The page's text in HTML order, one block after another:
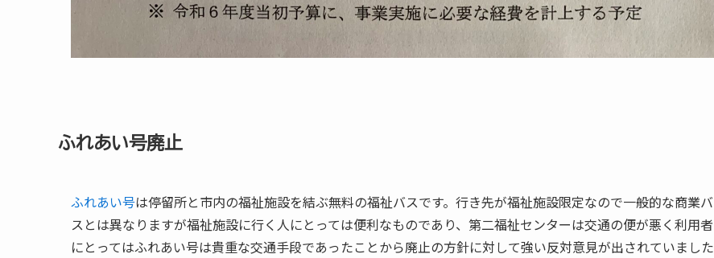
ふれあい号廃止
ふれあい号は停留所と市内の福祉施設を結ぶ無料の福祉バスです。行き先が福祉施設限定なので一般的な商業バ
スとは異なりますが福祉施設に行く人にとっては便利なものであり、第二福祉センターは交通の便が悪く利用者
にとってはふれあい号は貴重な交通手段であったことから廃止の方針に対して強い反対意見が出されていました